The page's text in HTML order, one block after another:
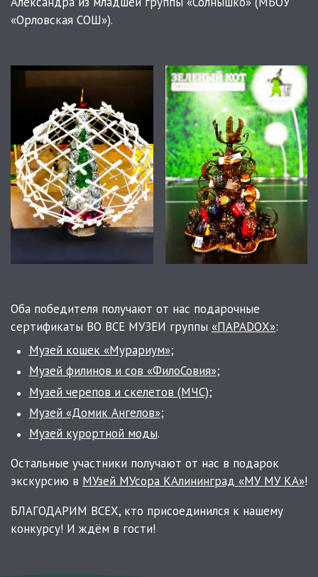
«Орловская СОШ»).
Оба победителя получают от нас подарочные
сертификаты ВО ВСЕ МУЗЕИ группы «ПАРАDOХ»:
Музей кошек «Мурариум»;
Музей филинов и сов «ФилоСовия»;
Музей черепов и скелетов (МЧС);
Музей «Домик Ангелов»;
Музей курортной моды.
Остальные участники получают от нас в подарок
экскурсию в МУзей МУсора КАлининград «МУ МУ КА»!
БЛАГОДАРИМ ВСЕХ, кто присоединился к нашему
конкурсу! И ждём в гости!